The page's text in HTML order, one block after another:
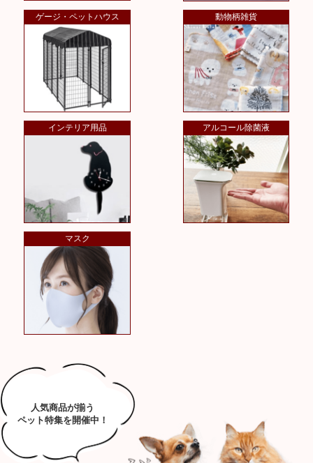
ゲージ・ペットハウス 動物柄雑貨
インテリア用品 アルコール除菌液
マスク
人気商品が揃う
ペット特集を開催中！